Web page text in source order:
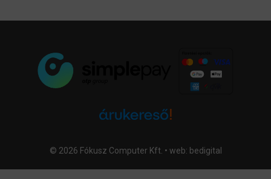
© 2026 Fókusz Computer Kft. • web: bedigital